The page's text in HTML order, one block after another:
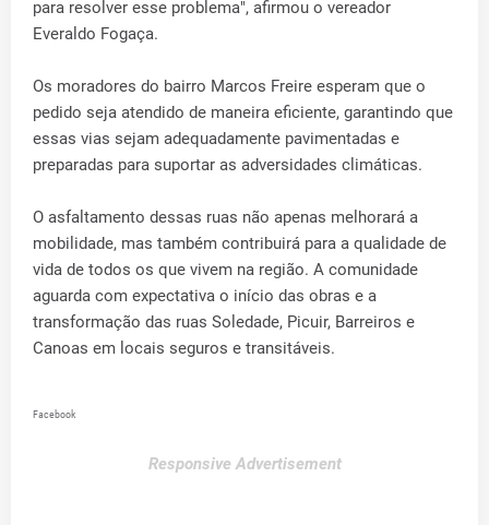
para resolver esse problema", afirmou o vereador
Everaldo Fogaça.
Os moradores do bairro Marcos Freire esperam que o
pedido seja atendido de maneira eficiente, garantindo que
essas vias sejam adequadamente pavimentadas e
preparadas para suportar as adversidades climáticas.
O asfaltamento dessas ruas não apenas melhorará a
mobilidade, mas também contribuirá para a qualidade de
vida de todos os que vivem na região. A comunidade
aguarda com expectativa o início das obras e a
transformação das ruas Soledade, Picuir, Barreiros e
Canoas em locais seguros e transitáveis.
Facebook
Responsive Advertisement